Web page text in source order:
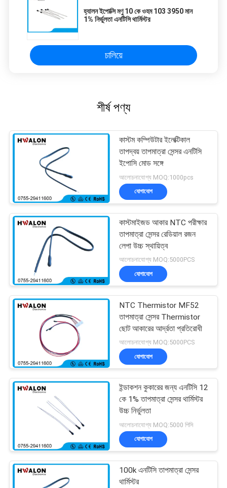
হ্যালন ইপোক্সি মণু 10 কে ওহম 103 3950 মান
1% নির্ভুলতা এনটিসি থার্মিস্টর
চালিয়ে
শীর্ষ পণ্য
কাস্টম কম্পিউটার ইলেক্টিকাল
তাপদ্বয় তাপমাত্রা সেন্সর এনটিসি
ইপোসি মোড সঙ্গে
আলোচনাযোগ্য MOQ:1000pcs
যোগাযোগ
কাস্টমাইজড আকার NTC পরীক্ষার
তাপমাত্রা সেন্সর রেডিয়াল রজন
লেপা উচ্চ স্থায়িত্ব
আলোচনাযোগ্য MOQ:5000PCS
যোগাযোগ
NTC Thermistor MF52
তাপমাত্রা সেন্সর Thermistor
ছোট আকারের আর্দ্রতা প্রতিরোধী
আলোচনাযোগ্য MOQ:5000PCS
যোগাযোগ
ইন্ডাকশন কুকারের জন্য এনটিসি 12
কে 1% তাপমাত্রা সেন্সর থার্মিস্টর
উচ্চ নির্ভুলতা
আলোচনাযোগ্য MOQ:5000 পিসি
যোগাযোগ
100k এনটিসি তাপমাত্রা সেন্সর
থার্মিস্টর